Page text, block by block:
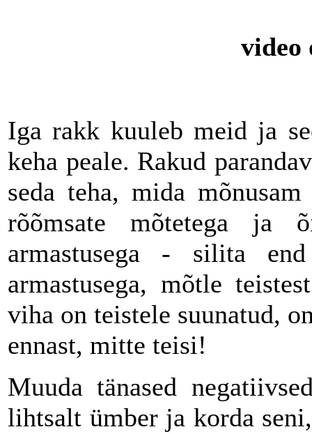
video
Iga rakk kuuleb meid ja
keha peale. Rakud
seda teha, mida
rõõmsate mõtetega ja
armastusega - silita
armastusega, mõtle
viha on teistele suunatud,
ennast, mitte teisi!
Muuda tänased
lihtsalt ümber ja korda